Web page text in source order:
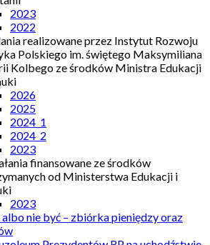
2023
2022
realizowane przez Instytut Rozwoju
Polskiego im. świętego Maksymiliana
Kolbego ze środków Ministra Edukacji
2026
2025
2024_1
2024_2
2023
finansowane ze środków
od Ministerstwa Edukacji i
2023
albo nie być – zbiórka pieniędzy oraz